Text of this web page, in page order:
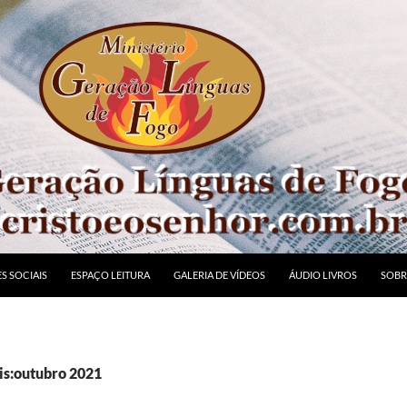
SOCIAIS ESPAÇO LEITURA GALERIA DE VÍDEOS ÁUDIO LIVROS
2021